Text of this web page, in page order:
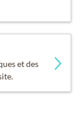
et des